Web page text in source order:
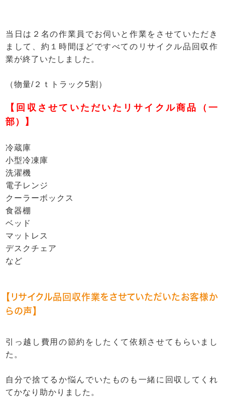
当日は２名の作業員でお伺いと作業をさせていただき
まして、約１時間ほどですべてのリサイクル品回収作
業が終了いたしました。
（物量/２ｔトラック5割）
【回収させていただいたリサイクル商品（一
部）】
冷蔵庫
小型冷凍庫
洗濯機
電子レンジ
クーラーボックス
食器棚
ベッド
マットレス
デスクチェア
など
【リサイクル品回収作業をさせていただいたお客様か
らの声】
引っ越し費用の節約をしたくて依頼させてもらいまし
た。
自分で捨てるか悩んでいたものも一緒に回収してくれ
てかなり助かりました。